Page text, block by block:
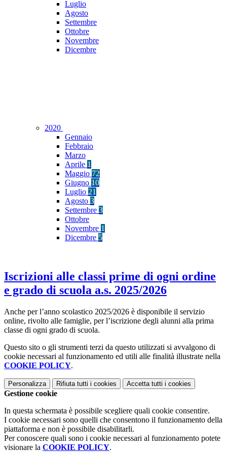
Luglio
Agosto
Settembre
Ottobre
Novembre
Dicembre
2020
Gennaio
Febbraio
Marzo
Aprile 1
Maggio 72
Giugno 10
Luglio 21
Agosto 3
Settembre 3
Ottobre
Novembre 1
Dicembre 5
Iscrizioni alle classi prime di ogni ordine
e grado di scuola a.s. 2025/2026
Anche per l’anno scolastico 2025/2026 è disponibile il servizio
online, rivolto alle famiglie, per l’iscrizione degli alunni alla prima
classe di ogni grado di scuola.
Questo sito o gli strumenti terzi da questo utilizzati si avvalgono di
cookie necessari al funzionamento ed utili alle finalità illustrate nella
COOKIE POLICY.
Personalizza Rifiuta tutti i cookies Accetta tutti i cookies
Gestione cookie
In questa schermata è possibile scegliere quali cookie consentire.
I cookie necessari sono quelli che consentono il funzionamento della
piattaforma e non è possibile disabilitarli.
Per conoscere quali sono i cookie necessari al funzionamento potete
visionare la COOKIE POLICY.